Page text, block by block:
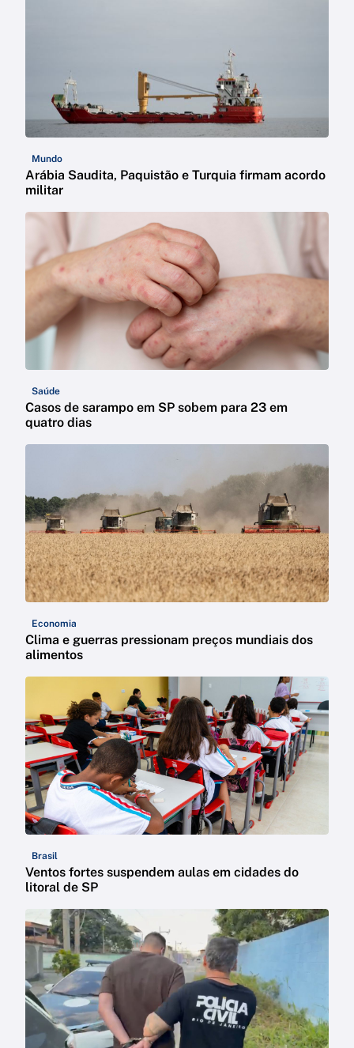
Mundo
Arábia Saudita, Paquistão e Turquia firmam acordo
militar
Saúde
Casos de sarampo em SP sobem para 23 em
quatro dias
Economia
Clima e guerras pressionam preços mundiais dos
alimentos
Brasil
Ventos fortes suspendem aulas em cidades do
litoral de SP